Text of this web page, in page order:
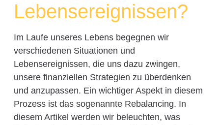
Lebensereignissen?
Im Laufe unseres Lebens begegnen wir
verschiedenen Situationen und
Lebensereignissen, die uns dazu zwingen,
unsere finanziellen Strategien zu überdenken
und anzupassen. Ein wichtiger Aspekt in diesem
Prozess ist das sogenannte Rebalancing. In
diesem Artikel werden wir beleuchten, was